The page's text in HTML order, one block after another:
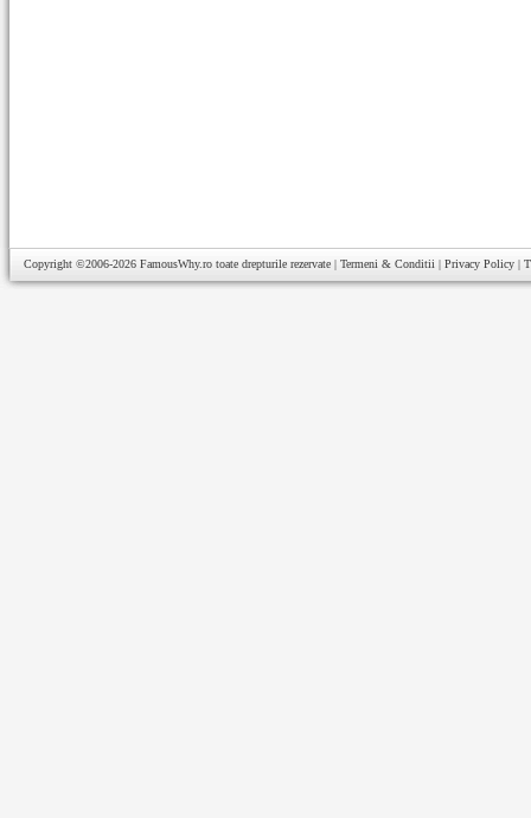
Copyright ©2006-2026 FamousWhy.ro toate drepturile rezervate | Termeni & Conditii | Privacy Policy |